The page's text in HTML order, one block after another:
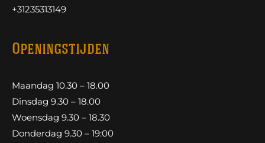
+31235313149
Openingstijden
Maandag 10.30 – 18.00
Dinsdag 9.30 – 18.00
Woensdag 9.30 – 18.30
Donderdag 9.30 – 19:00